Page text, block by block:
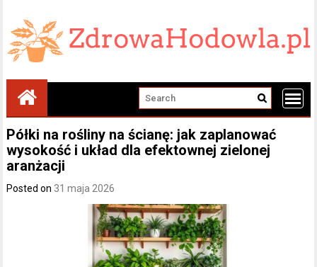
content
Półki na rośliny na ścianę: jak zaplanować
wysokość i układ dla efektownej zielonej
aranżacji
Posted on 31 maja 2026